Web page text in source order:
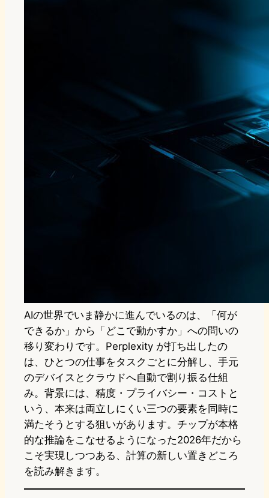
AIの世界でいま静かに進んでいるのは、「何が
できるか」から「どこで動かすか」への問いの
移り変わりです。Perplexity が打ち出したの
は、ひとつの仕事をタスクごとに分解し、手元
のデバイスとクラウドへ自動で割り振る仕組
み。背景には、精度・プライバシー・コストと
いう、本来は両立しにくい三つの要素を同時に
満たそうとする狙いがあります。チップが本格
的な推論をこなせるようになった2026年だから
こそ実現しつつある、計算の新しい置きどころ
を読み解きます。